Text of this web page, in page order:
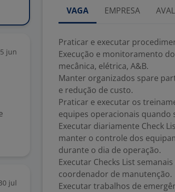
jun
jul
VAGA EMPRESA
Praticar e executar
Execução e monitoramento
mecânica, elétrica, A&B.
Manter organizados spare
e redução de custo.
Praticar e executar os
equipes operacionais quando
Executar diariamente Check
manter o controle dos
durante o dia de operação.
Executar Checks List
coordenador de manutenção.
Executar trabalhos de